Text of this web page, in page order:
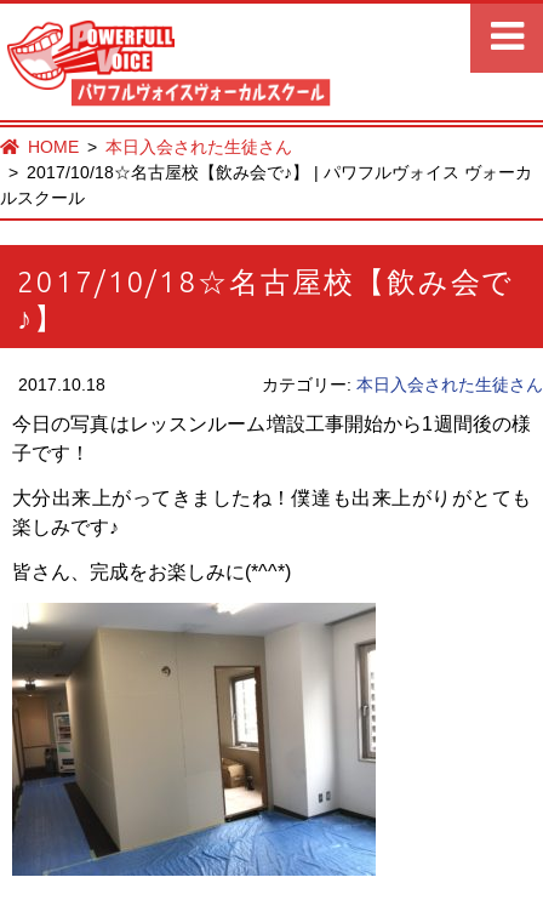
HOME
本日入会された生徒さん
2017/10/18☆名古屋校【飲み会で♪】 | パワフルヴォイス ヴォーカ
ルスクール
2017/10/18☆名古屋校【飲み会で
♪】
2017.10.18 カテゴリー: 本日入会された生徒さん
今日の写真はレッスンルーム増設工事開始から1週間後の様
子です！
大分出来上がってきましたね！僕達も出来上がりがとても
楽しみです♪
皆さん、完成をお楽しみに(*^^*)